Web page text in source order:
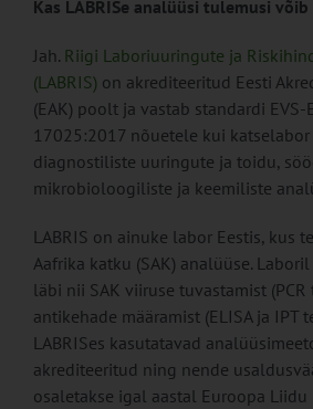
Kas LABRISe analüüsi tulemusi
Jah. Riigi Laboriuuringute ja
(LABRIS) on akrediteeritud Eesti
(EAK) poolt ja vastab standardi EVS-
17025:2017 nõuetele kui
diagnostiliste uuringute ja toidu,
mikrobioloogiliste ja keemiliste
LABRIS on ainuke labor Eestis, kus
Aafrika katku (SAK) analüüse.
läbi nii SAK viiruse tuvastamist (PCR
antikehade määramist (ELISA ja IPT
LABRISes kasutatavad
akrediteeritud ning nende
osaletakse igal aastal Euroopa Liidu